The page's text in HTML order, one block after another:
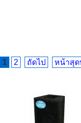
1 2 ถัดไป หน้าสุด